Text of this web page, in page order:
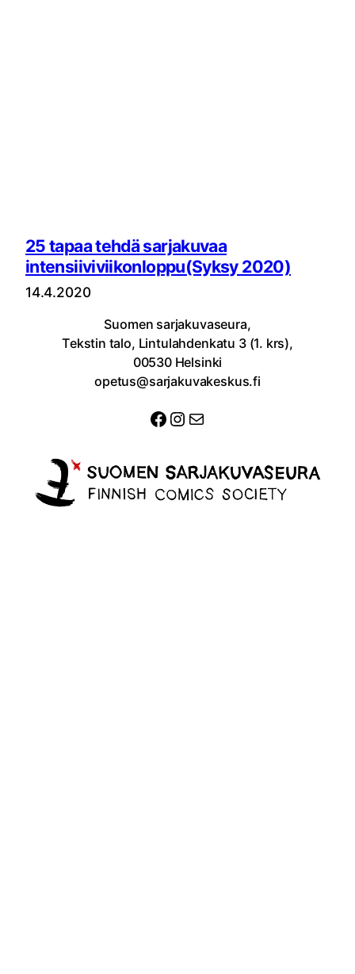
25 tapaa tehdä sarjakuvaa
intensiiviviikonloppu(Syksy 2020)
14.4.2020
Suomen sarjakuvaseura,
Tekstin talo, Lintulahdenkatu 3 (1. krs),
00530 Helsinki
opetus@sarjakuvakeskus.fi
Facebook
Instagram
Sähköposti